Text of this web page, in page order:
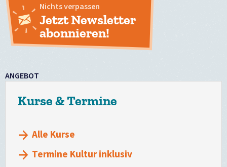
Nichts verpassen
Jetzt Newsletter
abonnieren!
ANGEBOT
Kurse & Termine
Alle Kurse
Termine Kultur inklusiv